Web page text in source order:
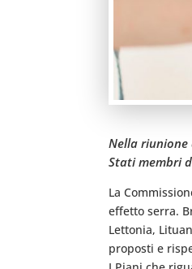
Nella riunione
Stati membri
La
effetto serra.
Lettonia,
proposti e